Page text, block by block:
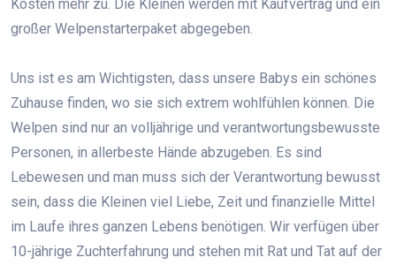
Kosten mehr zu. Die Kleinen werden mit Kaufvertrag und ein
großer Welpenstarterpaket abgegeben.
Uns ist es am Wichtigsten, dass unsere Babys ein schönes
Zuhause finden, wo sie sich extrem wohlfühlen können. Die
Welpen sind nur an volljährige und verantwortungsbewusste
Personen, in allerbeste Hände abzugeben. Es sind
Lebewesen und man muss sich der Verantwortung bewusst
sein, dass die Kleinen viel Liebe, Zeit und finanzielle Mittel
im Laufe ihres ganzen Lebens benötigen. Wir verfügen über
10-jährige Zuchterfahrung und stehen mit Rat und Tat auf der